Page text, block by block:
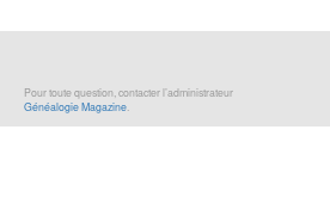
Pour toute question, contacter l’administrateur
Généalogie Magazine.